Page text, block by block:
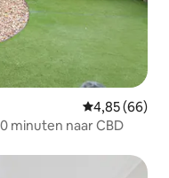
Gemiddelde
4,85 (66)
minuten naar CBD